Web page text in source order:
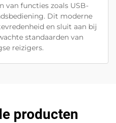
van functies zoals USB-
Dit moderne
en sluit aan bij
standaarden van
reizigers.
producten